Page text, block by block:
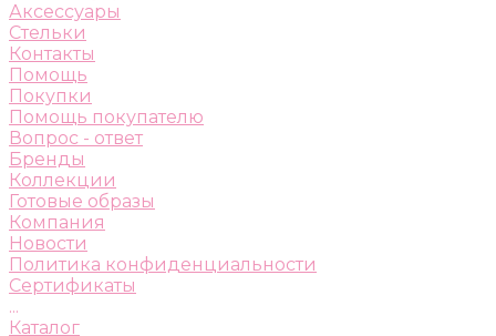
Аксессуары
Стельки
Контакты
Помощь
Покупки
Помощь покупателю
Вопрос - ответ
Бренды
Коллекции
Готовые образы
Компания
Новости
Политика конфиденциальности
Сертификаты
...
Каталог